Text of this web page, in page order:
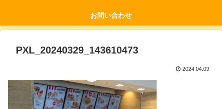
お問い合わせ
PXL_20240329_143610473
2024.04.09